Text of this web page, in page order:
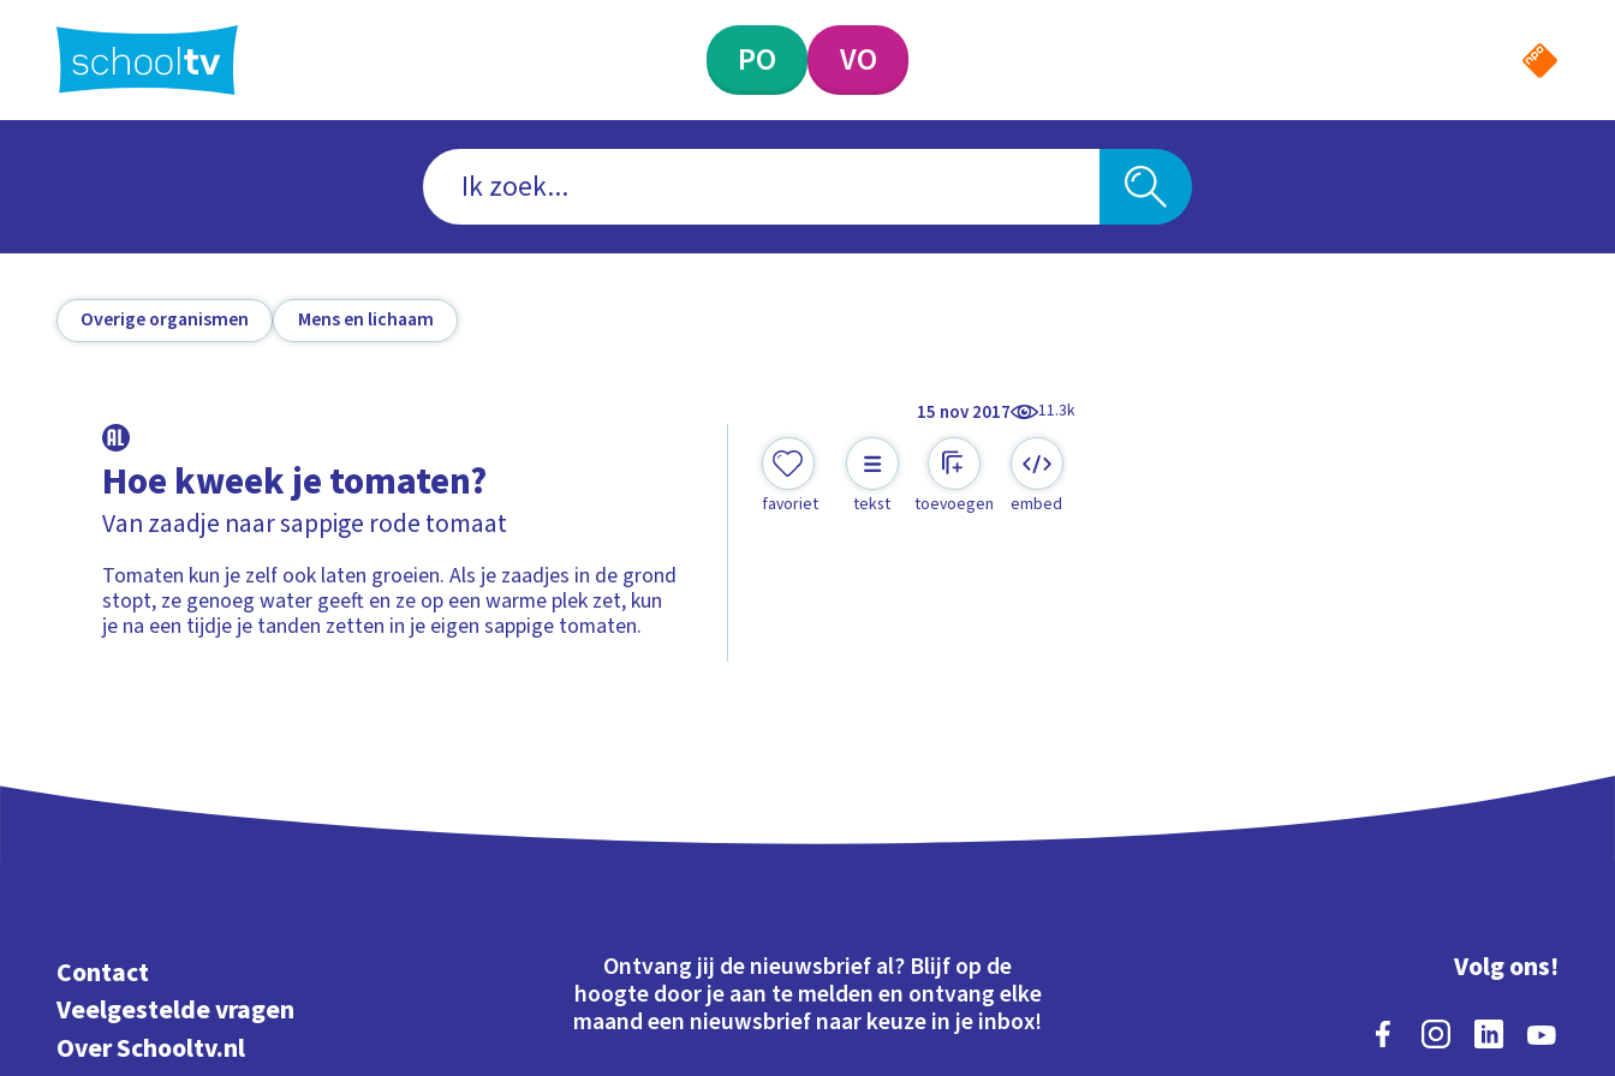
hoofdinhoud
PO VO
Overige organismen Mens en lichaam
15 nov 2017 11.3k
Hoe kweek je tomaten?
Van zaadje naar sappige rode tomaat
Tomaten kun je zelf ook laten groeien. Als je zaadjes in de grond
stopt, ze genoeg water geeft en ze op een warme plek zet, kun
je na een tijdje je tanden zetten in je eigen sappige tomaten.
favoriet tekst toevoegen embed
Contact
Veelgestelde vragen
Over Schooltv.nl
Ontvang jij de nieuwsbrief al? Blijf op de
hoogte door je aan te melden en ontvang elke
maand een nieuwsbrief naar keuze in je inbox!
Volg ons!